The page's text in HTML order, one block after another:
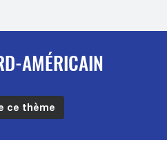
AMÉRICAIN
ce thème